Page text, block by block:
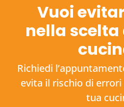
Vuoi
nella
Richiedi
evita il rischio di
tua